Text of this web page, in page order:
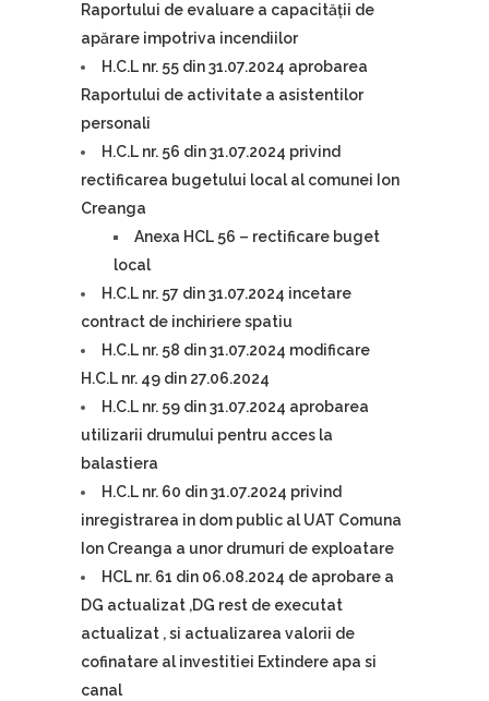
Raportului de evaluare a capacității de
apărare impotriva incendiilor
H.C.L nr. 55 din 31.07.2024 aprobarea
Raportului de activitate a asistentilor
personali
H.C.L nr. 56 din 31.07.2024 privind
rectificarea bugetului local al comunei Ion
Creanga
Anexa HCL 56 – rectificare buget
local
H.C.L nr. 57 din 31.07.2024 incetare
contract de inchiriere spatiu
H.C.L nr. 58 din 31.07.2024 modificare
H.C.L nr. 49 din 27.06.2024
H.C.L nr. 59 din 31.07.2024 aprobarea
utilizarii drumului pentru acces la
balastiera
H.C.L nr. 60 din 31.07.2024 privind
inregistrarea in dom public al UAT Comuna
Ion Creanga a unor drumuri de exploatare
HCL nr. 61 din 06.08.2024 de aprobare a
DG actualizat ,DG rest de executat
actualizat , si actualizarea valorii de
cofinatare al investitiei Extindere apa si
canal